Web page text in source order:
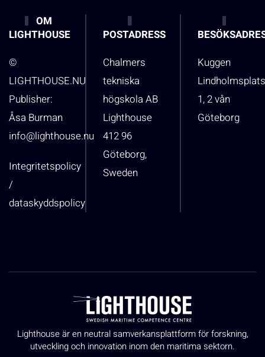
OM
LIGHTHOUSE
©
LIGHTHOUSE.NU
Publisher:
Åsa Burman
info@lighthouse.nu
Integritetspolicy
/
dataskyddspolicy
POSTADRESS
Chalmers
tekniska
högskola AB
Lighthouse
412 96
Göteborg,
Sweden
Kuggen
1, 2 vån
Göteborg
Lighthouse är en neutral samverkansplattform för forskning,
utveckling och innovation inom den maritima sektorn.